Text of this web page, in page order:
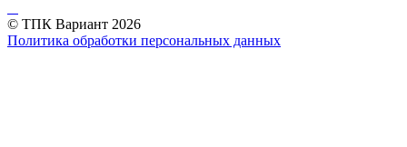
© ТПК Вариант 2026
Политика обработки персональных данных